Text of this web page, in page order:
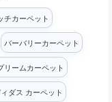
チカーペット
バーバリーカーペット
リームカーペット
ダス カーペット